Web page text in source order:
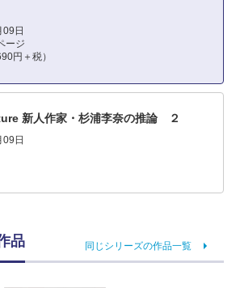
日
ージ
円＋税）
新人作家・杉浦李奈の推論 ２
日
品 同じシリーズの作品一覧